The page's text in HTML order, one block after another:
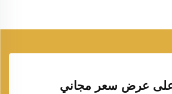
عرض سعر مجاني